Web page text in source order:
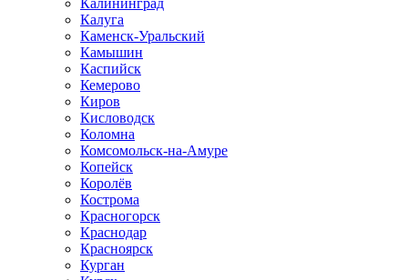
Калининград
Калуга
Каменск-Уральский
Камышин
Каспийск
Кемерово
Киров
Кисловодск
Коломна
Комсомольск-на-Амуре
Копейск
Королёв
Кострома
Красногорск
Краснодар
Красноярск
Курган